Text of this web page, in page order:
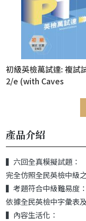
初級英檢萬試達: 複試
2/e (with Caves
產品介紹
▍六回全真模擬試題：
完全仿照全民英檢中級
▍考題符合中級難易度：
依據全民英檢中字彙表
▍內容生活化：